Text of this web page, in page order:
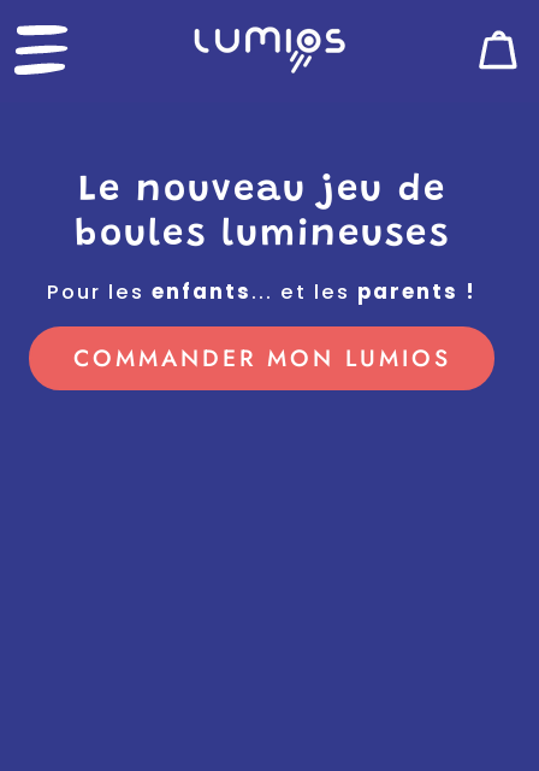
SKIP
TO
article
Sac
Le nouveau jeu de
boules lumineuses
Pour lesenfants... et les parents !
COMMANDER MON LUMIOS